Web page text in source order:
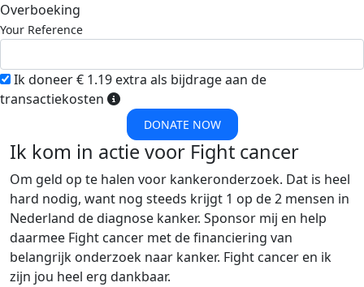
Overboeking
Your Reference
Ik doneer € 1.19 extra als bijdrage aan de
transactiekosten
DONATE NOW
Ik kom in actie voor Fight cancer
Om geld op te halen voor kankeronderzoek. Dat is heel
hard nodig, want nog steeds krijgt 1 op de 2 mensen in
Nederland de diagnose kanker. Sponsor mij en help
daarmee Fight cancer met de financiering van
belangrijk onderzoek naar kanker. Fight cancer en ik
zijn jou heel erg dankbaar.